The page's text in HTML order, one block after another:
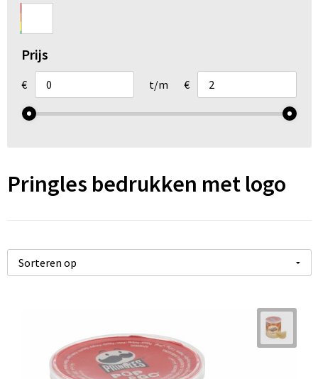
Ademhalingsbescherming
Gehoorbescherming
Oog- en gelaatsbescherming
Broeken en Rokken
Prijs
€ t/m €
Pringles bedrukken met logo